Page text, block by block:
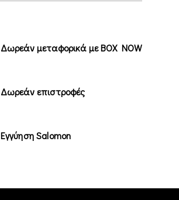
Δωρεάν μεταφορικά με BOX NOW
Δωρεάν επιστροφές
Εγγύηση Salomon